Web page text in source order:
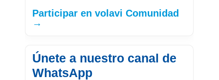
Participar en volavi Comunidad
→
Únete a nuestro canal de
WhatsApp